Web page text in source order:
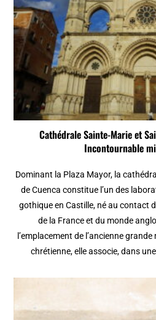
Cathédrale Sainte-Marie et
Incontournable
Dominant la Plaza Mayor, la
de Cuenca constitue l’un des
gothique en Castille, né au contact
de la France et du monde
l’emplacement de l’ancienne
chrétienne, elle associe, dans